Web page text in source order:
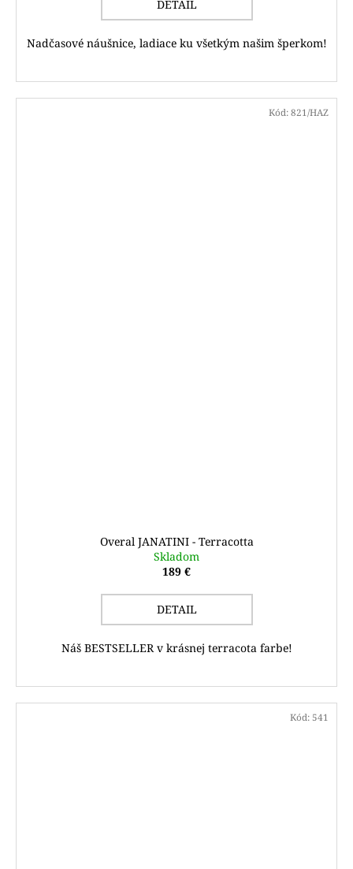
DETAIL
Nadčasové náušnice, ladiace ku všetkým našim šperkom!
Overal JANATINI - Terracotta
Skladom
189 €
DETAIL
Náš BESTSELLER v krásnej terracota farbe!
Kód: 821/HAZ
Kód: 541